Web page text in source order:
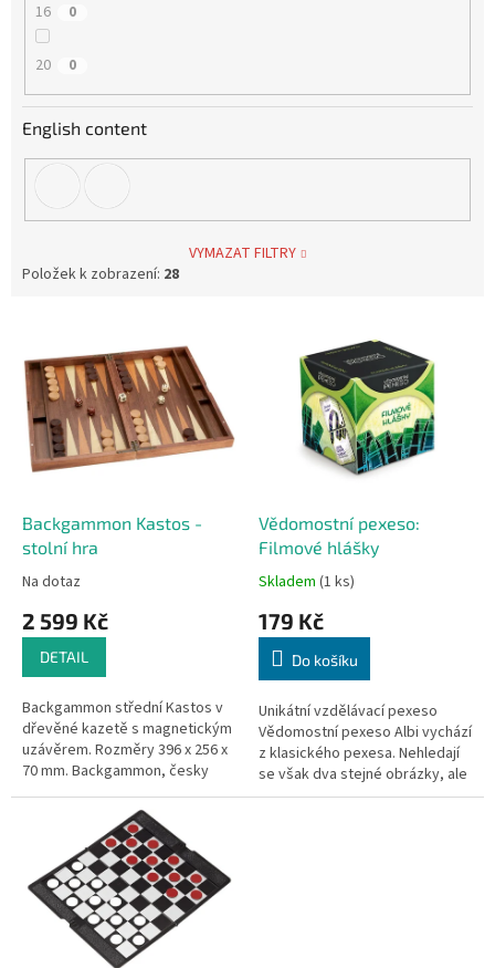
16 0
20 0
English content
VYMAZAT FILTRY
Položek k zobrazení: 28
Backgammon Kastos -
stolní hra
Na dotaz
2 599 Kč
DETAIL
Backgammon střední Kastos v
dřevěné kazetě s magnetickým
uzávěrem. Rozměry 396 x 256 x
70 mm. Backgammon, česky
vrhcáby, je jedna z nejstarších
deskových her na světě....
Vědomostní pexeso:
Filmové hlášky
Skladem (1 ks)
179 Kč
Do košíku
Unikátní vzdělávací pexeso
Vědomostní pexeso Albi vychází
z klasického pexesa. Nehledají
se však dva stejné obrázky, ale
dvě informace, které k sobě